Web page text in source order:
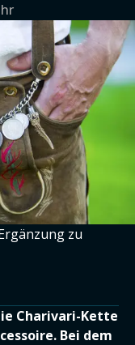
zu
Charivari-Kette
Bei dem